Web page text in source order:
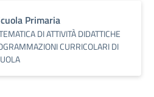
Primaria
DI ATTIVITÀ DIDATTICHE
CURRICOLARI DI